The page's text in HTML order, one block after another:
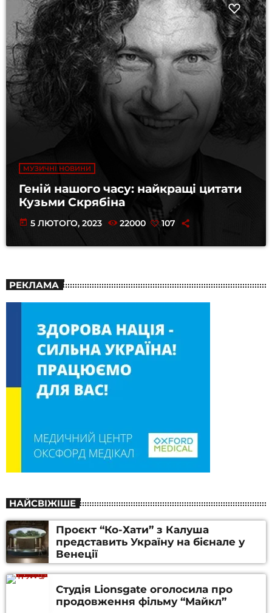
МУЗИЧНІ НОВИНИ
Геній нашого часу: найкращі цитати
Кузьми Скрябіна
today 5 ЛЮТОГО, 2023 22000 107
РЕКЛАМА
НАЙСВІЖІШЕ
Проєкт “Ко-Хати” з Калуша
представить Україну на бієнале у
Венеції
Студія Lionsgate оголосила про
продовження фільму “Майкл”